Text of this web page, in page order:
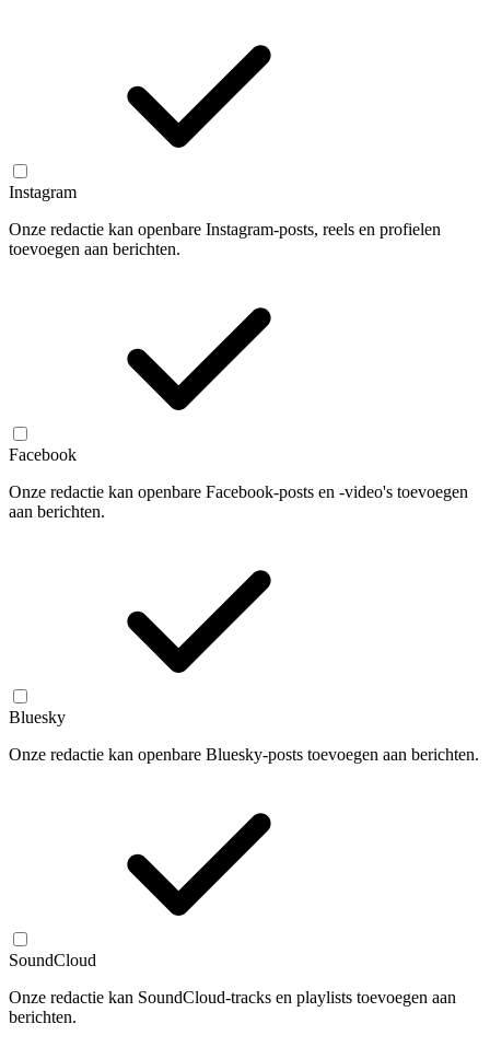
Instagram
Onze redactie kan openbare Instagram-posts, reels en profielen
toevoegen aan berichten.
Facebook
Onze redactie kan openbare Facebook-posts en -video's toevoegen
aan berichten.
Bluesky
Onze redactie kan openbare Bluesky-posts toevoegen aan berichten.
SoundCloud
Onze redactie kan SoundCloud-tracks en playlists toevoegen aan
berichten.